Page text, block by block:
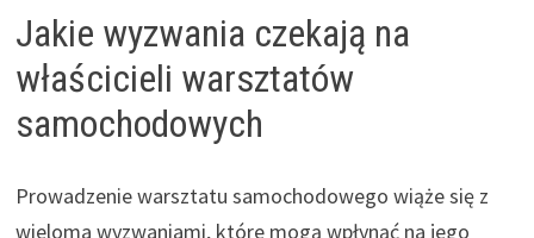
Jakie wyzwania czekają na
właścicieli warsztatów
samochodowych
Prowadzenie warsztatu samochodowego wiąże się z
wieloma wyzwaniami, które mogą wpłynąć na jego